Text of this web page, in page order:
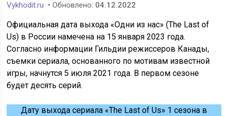
Vykhodit.ru • Обновлено: 04.12.2022
Официальная дата выхода «Одни из нас» (The Last of
Us) в России намечена на 15 января 2023 года.
Согласно информации Гильдии режиссеров Канады,
съемки сериала, основанного по мотивам известной
игры, начнутся 5 июля 2021 года. В первом сезоне
будет десять серий.
Дату выхода сериала «The Last of Us» 1 сезона в